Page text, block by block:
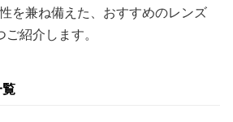
を兼ね備えた、おすすめのレンズ
紹介します。